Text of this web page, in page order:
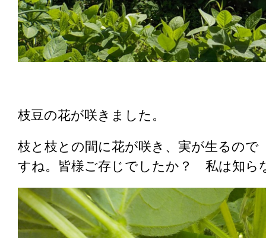
枝豆の花が咲きました。
枝と枝との間に花が咲き、実が生るの
すね。皆様ご存じでしたか？ 私は知ら